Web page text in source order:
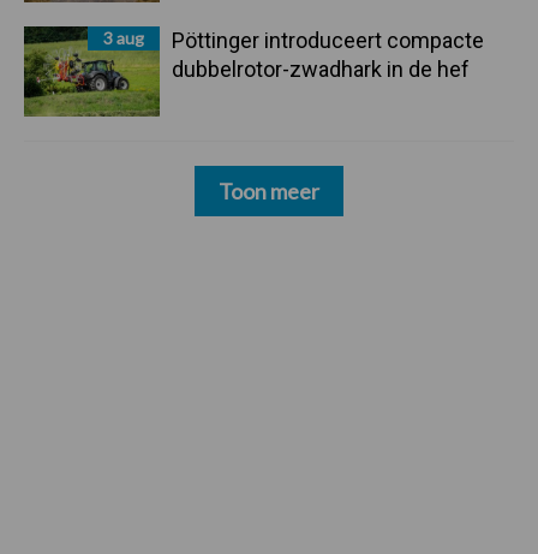
3 aug
Pöttinger introduceert compacte
dubbelrotor-zwadhark in de hef
Toon meer